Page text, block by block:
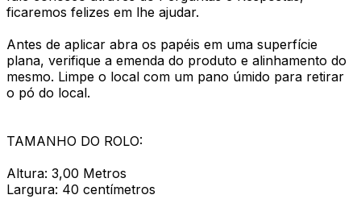
ficaremos felizes em lhe ajudar.
Antes de aplicar abra os papéis em uma superfície
plana, verifique a emenda do produto e alinhamento do
mesmo. Limpe o local com um pano úmido para retirar
o pó do local.
TAMANHO DO ROLO:
Altura: 3,00 Metros
Largura: 40 centímetros